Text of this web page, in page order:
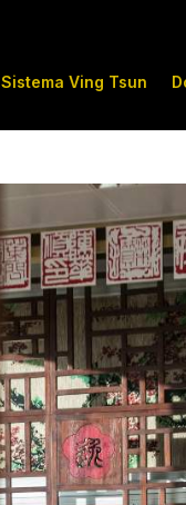
Sistema Ving Tsun